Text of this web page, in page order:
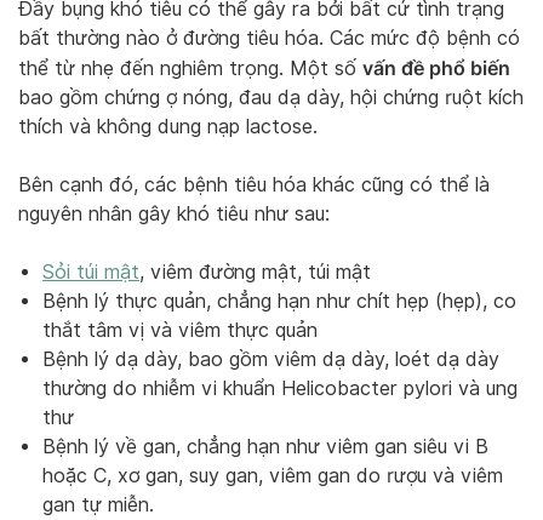
Đầy bụng khó tiêu có thể gây ra bởi bất cứ tình trạng
bất thường nào ở đường tiêu hóa. Các mức độ bệnh có
thể từ nhẹ đến nghiêm trọng. Một số vấn đề phổ biến
bao gồm chứng ợ nóng, đau dạ dày, hội chứng ruột kích
thích và không dung nạp lactose.
Bên cạnh đó, các bệnh tiêu hóa khác cũng có thể là
nguyên nhân gây khó tiêu như sau:
Sỏi túi mật, viêm đường mật, túi mật
Bệnh lý thực quản, chẳng hạn như chít hẹp (hẹp), co
thắt tâm vị và viêm thực quản
Bệnh lý dạ dày, bao gồm viêm dạ dày, loét dạ dày
thường do nhiễm vi khuẩn Helicobacter pylori và ung
thư
Bệnh lý về gan, chẳng hạn như viêm gan siêu vi B
hoặc C, xơ gan, suy gan, viêm gan do rượu và viêm
gan tự miễn.